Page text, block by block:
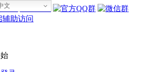
文页
收藏本站
辅助访问